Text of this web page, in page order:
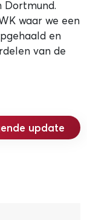
Dortmund.
waar we een
en
van de
update